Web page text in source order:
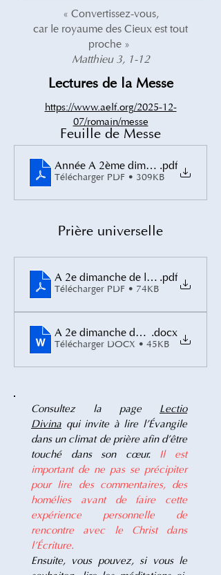
« Convertissez-vous,
car le royaume des Cieux est tout
proche »
Matthieu 3, 1-12
Lectures de la Messe
https://www.aelf.org/2025-12-
07/romain/messe
Feuille de Messe
Année A 2ème dimanche de
.pdf
Télécharger PDF • 309KB
Prière universelle
A 2e dimanche de l’Avent
.pdf
Télécharger PDF • 74KB
A 2e dimanche de l’Avent 2
.docx
Télécharger DOCX • 45KB
Consultez la page Lectio
Divina qui invite à lire l'Évangile
dans un climat de prière afin d'être
touché dans son cœur. Il est
important de ne pas se précipiter
pour lire des commentaires, des
homélies avant de faire cette
expérience personnelle de
rencontre avec le Christ dans
l'Écriture.
Ensuite, vous pouvez, si vous le